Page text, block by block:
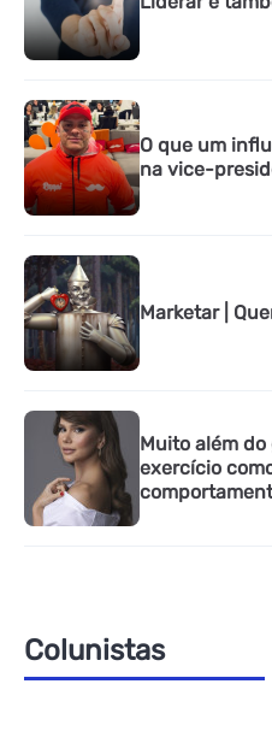
O que um
na vice-
Marketar |
Muito além
exercício
Colunistas